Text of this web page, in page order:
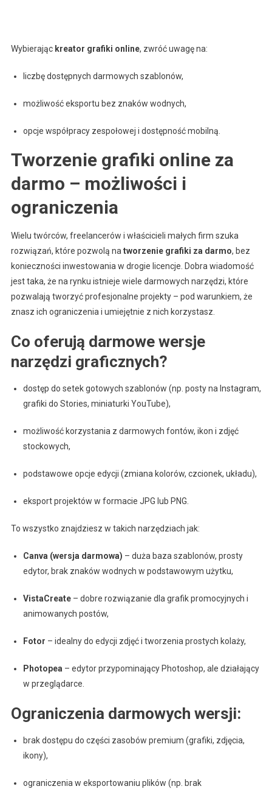
Wybierając kreator grafiki online, zwróć uwagę na:
liczbę dostępnych darmowych szablonów,
możliwość eksportu bez znaków wodnych,
opcje współpracy zespołowej i dostępność mobilną.
Tworzenie grafiki online za
darmo – możliwości i
ograniczenia
Wielu twórców, freelancerów i właścicieli małych firm szuka
rozwiązań, które pozwolą natworzenie grafiki za darmo, bez
konieczności inwestowania w drogie licencje. Dobra wiadomość
jest taka, że na rynku istnieje wiele darmowych narzędzi, które
pozwalają tworzyć profesjonalne projekty – pod warunkiem, że
znasz ich ograniczenia i umiejętnie z nich korzystasz.
Co oferują darmowe wersje
narzędzi graficznych?
dostęp do setek gotowych szablonów (np. posty na Instagram,
grafiki do Stories, miniaturki YouTube),
możliwość korzystania z darmowych fontów, ikon i zdjęć
stockowych,
podstawowe opcje edycji (zmiana kolorów, czcionek, układu),
eksport projektów w formacie JPG lub PNG.
To wszystko znajdziesz w takich narzędziach jak:
Canva (wersja darmowa) – duża baza szablonów, prosty
edytor, brak znaków wodnych w podstawowym użytku,
VistaCreate– dobre rozwiązanie dla grafik promocyjnych i
animowanych postów,
Fotor – idealny do edycji zdjęć i tworzenia prostych kolaży,
Photopea– edytor przypominający Photoshop, ale działający
w przeglądarce.
Ograniczenia darmowych wersji:
brak dostępu do części zasobów premium (grafiki, zdjęcia,
ikony),
ograniczenia w eksportowaniu plików (np. brak